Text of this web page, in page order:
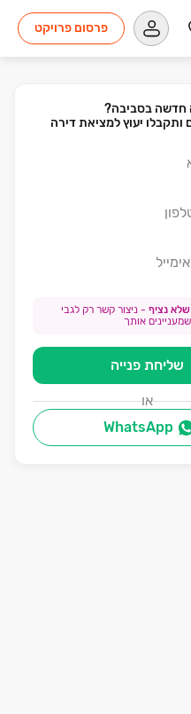
פרסום פרויקט
ותקבלו יעוץ למציאת דירה
נציף - ניצור קשר רק לגבי
אותך
שליחת פנייה
או
WhatsApp